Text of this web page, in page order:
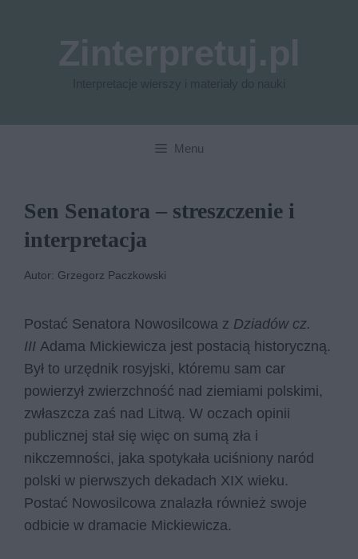
Menu
Sen Senatora – streszczenie i
interpretacja
Autor: Grzegorz Paczkowski
Postać Senatora Nowosilcowa z Dziadów cz.
III Adama Mickiewicza jest postacią historyczną.
Był to urzędnik rosyjski, któremu sam car
powierzył zwierzchność nad ziemiami polskimi,
zwłaszcza zaś nad Litwą. W oczach opinii
publicznej stał się więc on sumą zła i
nikczemności, jaka spotykała uciśniony naród
polski w pierwszych dekadach XIX wieku.
Postać Nowosilcowa znalazła również swoje
odbicie w dramacie Mickiewicza.